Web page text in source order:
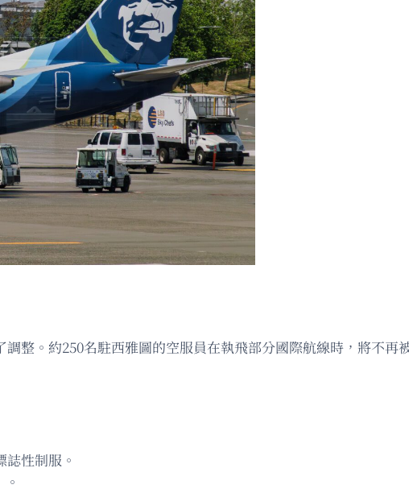
整。約250名駐西雅圖的空服員在執飛部分國際航線時，將不再
性制服。